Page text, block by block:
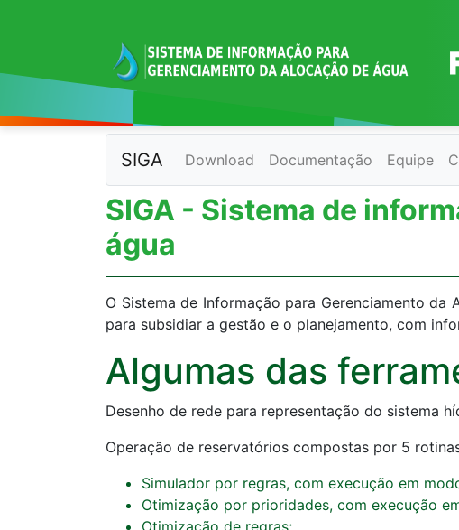
SIGA Download Documentação Equipe
SIGA - Sistema de
água
O Sistema de Informação para Gerenciamento
para subsidiar a gestão e o planejamento, com
Algumas das
Desenho de rede para representação do sistema
Operação de reservatórios compostas por 5
Simulador por regras, com execução em
Otimização por prioridades, com execução
Otimização de regras;